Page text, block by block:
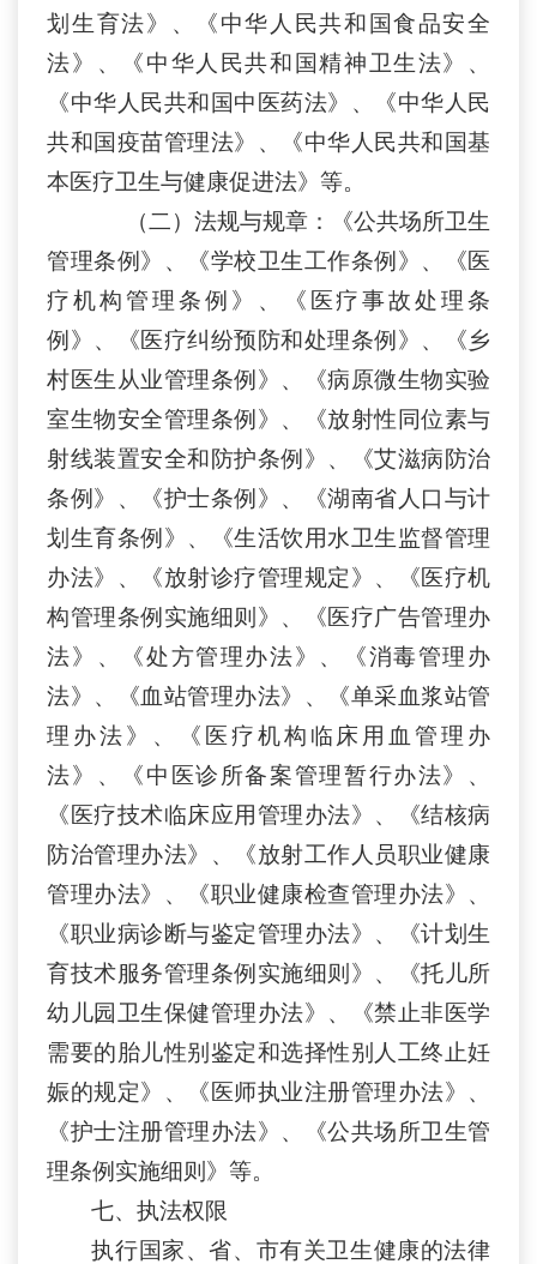
划生育法》
、
《中华人民共和国食品安全
法》
、 《中华人民共和国精神卫生法》 、
《中华人民共和国中医药法》 、
《中华人民
共和国疫苗管理法》 、
《中华人民共和国基
本医疗卫生与健康促进法》等。
（二）法规与规章：《公共场所卫生
管理条例》 、 《学校卫生工作条例》 、
《医
疗机构管理条例》 、
《医疗事故处理条
例》 、 《医疗纠纷预防和处理条例》 、
《乡
村医生从业管理条例》 、
《病原微生物实验
室生物安全管理条例》 、
《放射性同位素与
射线装置安全和防护条例》 、
《艾滋病防治
条例》 、 《护士条例》 、 《湖南省人口与计
划生育条例》 、
《生活饮用水卫生监督管理
办法》 、 《放射诊疗管理规定》 、
《医疗机
构管理条例实施细则》 、
《医疗广告管理办
法》
、 《处方管理办法》 、
《消毒管理办
法》 、 《血站管理办法》 、
《单采血浆站管
理办法》 、
《医疗机构临床用血管理办
法》
、 《中医诊所备案管理暂行办法》 、
《医疗技术临床应用管理办法》 、
《结核病
防治管理办法》 、
《放射工作人员职业健康
管理办法》 、 《职业健康检查管理办法》 、
《职业病诊断与鉴定管理办法》 、
《计划生
育技术服务管理条例实施细则》 、
《托儿所
幼儿园卫生保健管理办法》 、
《禁止非医学
需要的胎儿性别鉴定和选择性别人工终止妊
娠的规定》 、 《医师执业注册管理办法》 、
《护士注册管理办法》 、
《公共场所卫生管
理条例实施细则》等。
七、执法权限
执行国家、省、市有关卫生健康的法律